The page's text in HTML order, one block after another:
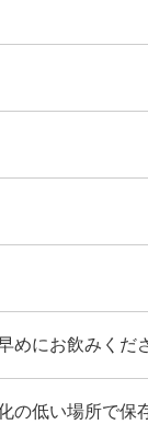
めにお飲みくだ
の低い場所で保